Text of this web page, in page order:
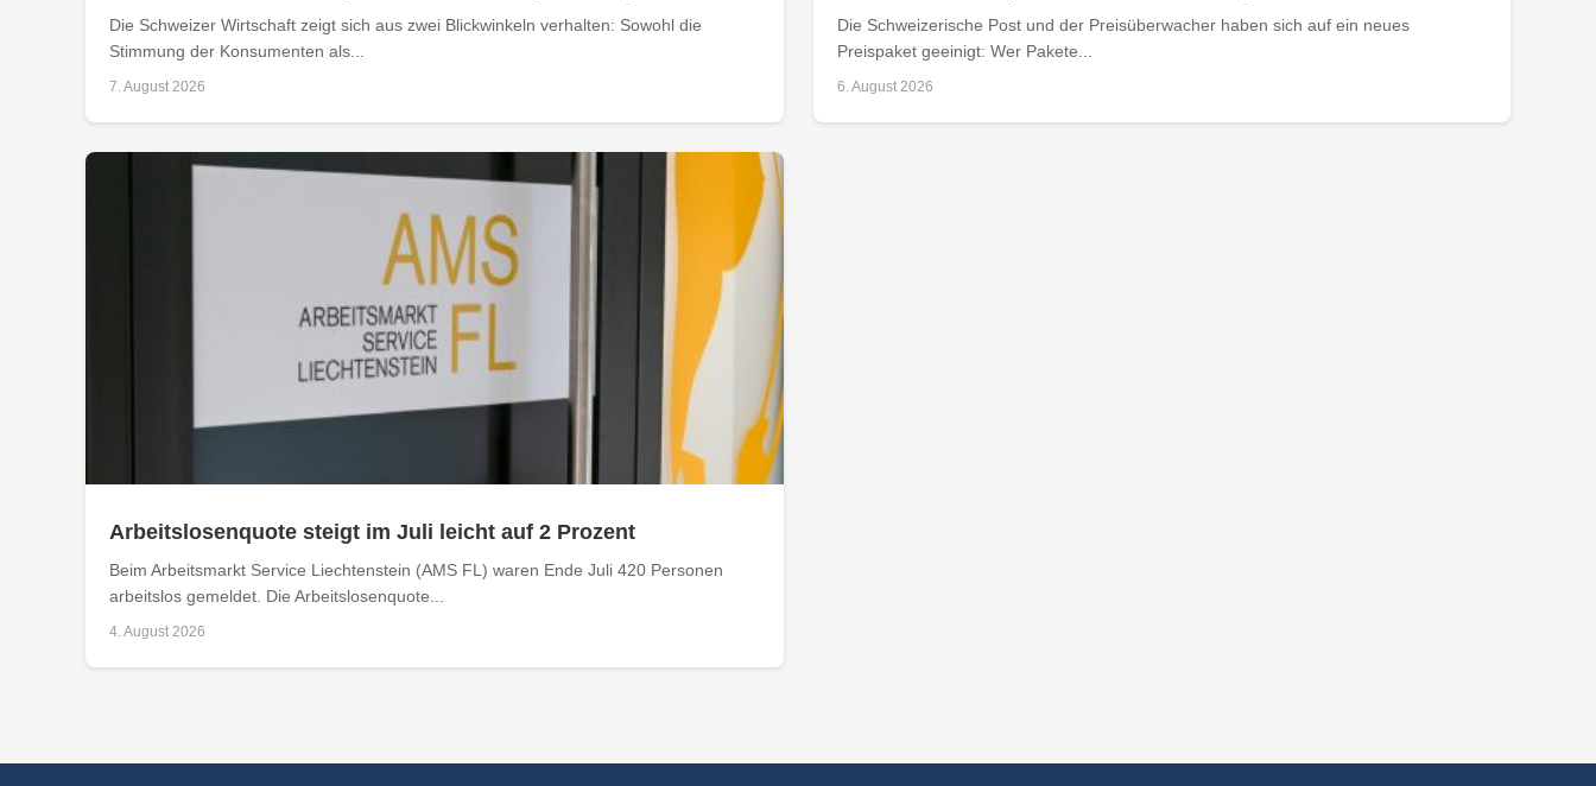
Die Schweizer Wirtschaft zeigt sich aus zwei Blickwinkeln verhalten: Sowohl die
Stimmung der Konsumenten als...
7. August 2026
Die Schweizerische Post und der Preisüberwacher haben sich auf ein neues
Preispaket geeinigt: Wer Pakete...
6. August 2026
Arbeitslosenquote steigt im Juli leicht auf 2 Prozent
Beim Arbeitsmarkt Service Liechtenstein (AMS FL) waren Ende Juli 420 Personen
arbeitslos gemeldet. Die Arbeitslosenquote...
4. August 2026